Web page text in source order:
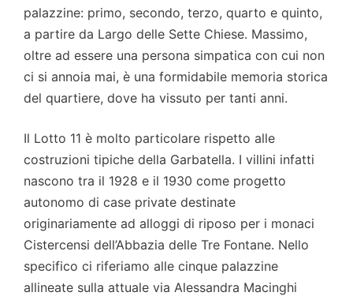
palazzine: primo, secondo, terzo, quarto e quinto,
a partire da Largo delle Sette Chiese. Massimo,
oltre ad essere una persona simpatica con cui non
ci si annoia mai, è una formidabile memoria storica
del quartiere, dove ha vissuto per tanti anni.
Il Lotto 11 è molto particolare rispetto alle
costruzioni tipiche della Garbatella. I villini infatti
nascono tra il 1928 e il 1930 come progetto
autonomo di case private destinate
originariamente ad alloggi di riposo per i monaci
Cistercensi dell’Abbazia delle Tre Fontane. Nello
specifico ci riferiamo alle cinque palazzine
allineate sulla attuale via Alessandra Macinghi